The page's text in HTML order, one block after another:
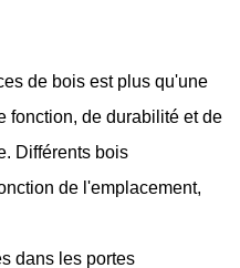
de bois est plus qu'une
fonction, de durabilité et de
Différents bois
de l'emplacement,
dans les portes